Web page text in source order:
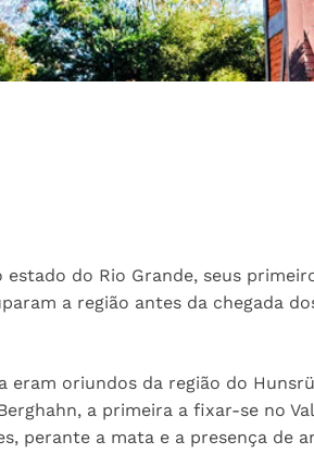
do Rio Grande, seus
a região antes da chegada
eram oriundos da região do
a primeira a fixar-se no
perante a mata e a presença de